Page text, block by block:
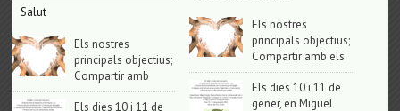
Salut
Els nostres
principals objectius;
Compartir amb
Els dies 10 i 11 de
Els nostres
principals objectius;
Compartir amb els
Els dies 10 i 11 de
gener, en Miguel